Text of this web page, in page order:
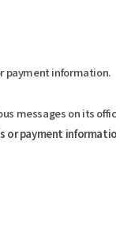
payment information.
messages on its
payment